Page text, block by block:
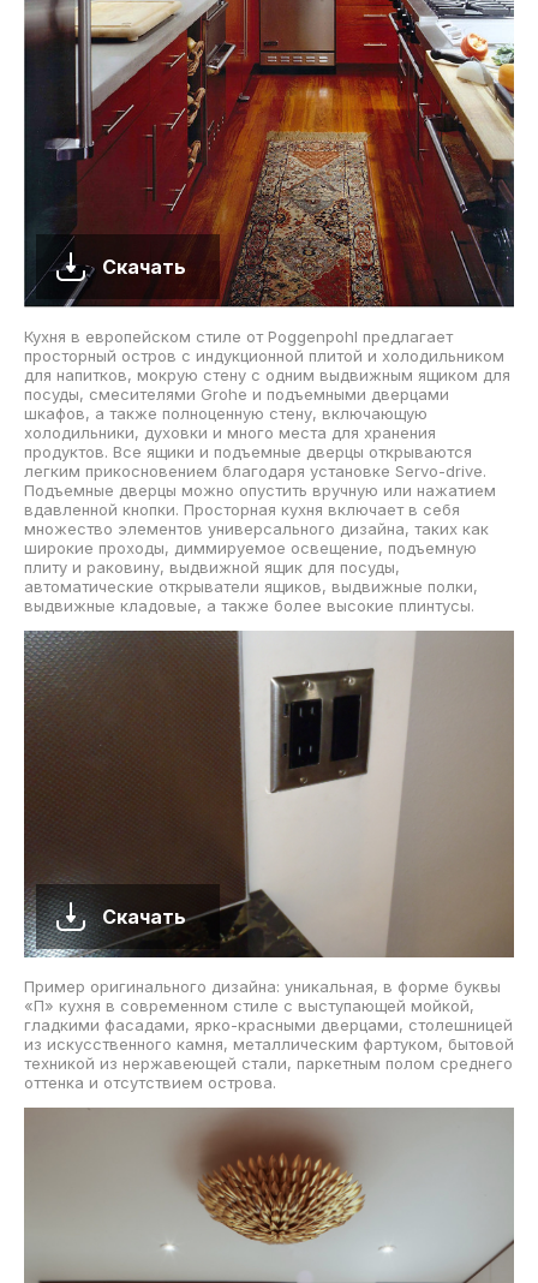
Скачать
Кухня в европейском стиле от Poggenpohl предлагает
просторный остров с индукционной плитой и холодильником
для напитков, мокрую стену с одним выдвижным ящиком для
посуды, смесителями Grohe и подъемными дверцами
шкафов, а также полноценную стену, включающую
холодильники, духовки и много места для хранения
продуктов. Все ящики и подъемные дверцы открываются
легким прикосновением благодаря установке Servo-drive.
Подъемные дверцы можно опустить вручную или нажатием
вдавленной кнопки. Просторная кухня включает в себя
множество элементов универсального дизайна, таких как
широкие проходы, диммируемое освещение, подъемную
плиту и раковину, выдвижной ящик для посуды,
автоматические открыватели ящиков, выдвижные полки,
выдвижные кладовые, а также более высокие плинтусы.
Скачать
Пример оригинального дизайна: уникальная, в форме буквы
«П» кухня в современном стиле с выступающей мойкой,
гладкими фасадами, ярко-красными дверцами, столешницей
из искусственного камня, металлическим фартуком, бытовой
техникой из нержавеющей стали, паркетным полом среднего
оттенка и отсутствием острова.